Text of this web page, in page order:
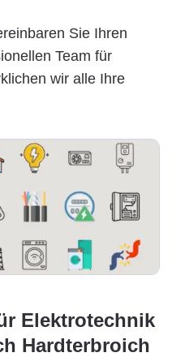
Sie Ihren
Team für
wir alle Ihre
Elektrotechnik
Hardterbroich